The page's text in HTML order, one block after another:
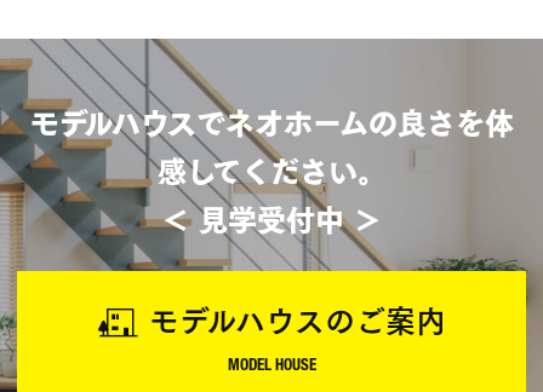
モデルハウスでネオホームの良さを体
感してください。
＜ 見学受付中 ＞
モデルハウスのご案内